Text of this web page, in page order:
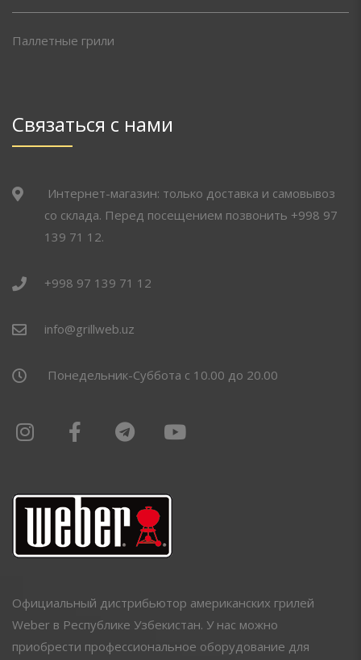
Паллетные грили
Связаться с нами
Интернет-магазин: только доставка и самовывоз
со склада. Перед посещением позвонить +998 97
139 71 12.
+998 97 139 71 12
info@grillweb.uz
Понедельник-Суббота с 10.00 до 20.00
Официальный дистрибьютор американских грилей
Weber в Республике Узбекистан. У нас можно
приобрести профессиональное оборудование для